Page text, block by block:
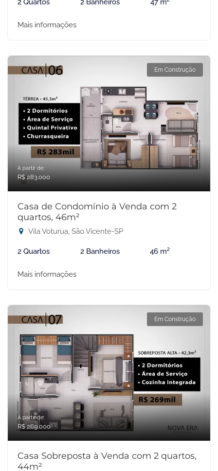
2 Quartos 2 Banheiros 47 m²
Mais informações
Em Construção
A partir de:
R$ 283.000
Casa de Condomínio à Venda com 2
quartos, 46m²
Vila Voturua, São Vicente-SP
2 Quartos 2 Banheiros 46 m²
Mais informações
Em Construção
A partir de:
R$ 269.000
Casa Sobreposta à Venda com 2 quartos,
44m²